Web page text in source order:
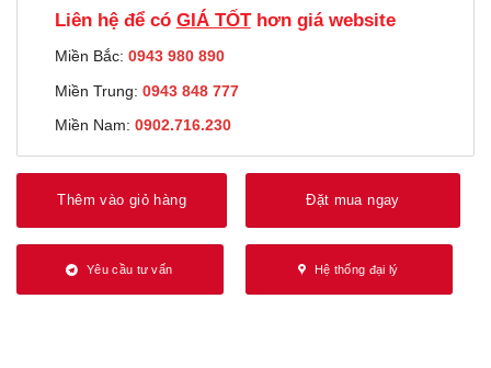
Liên hệ để có GIÁ TỐThơn giá website
Miền Bắc: 0943 980 890
Miền Trung: 0943 848 777
Miền Nam: 0902.716.230
Thêm vào giỏ hàng Đặt mua ngay
Yêu cầu tư vấn Hệ thống đại lý